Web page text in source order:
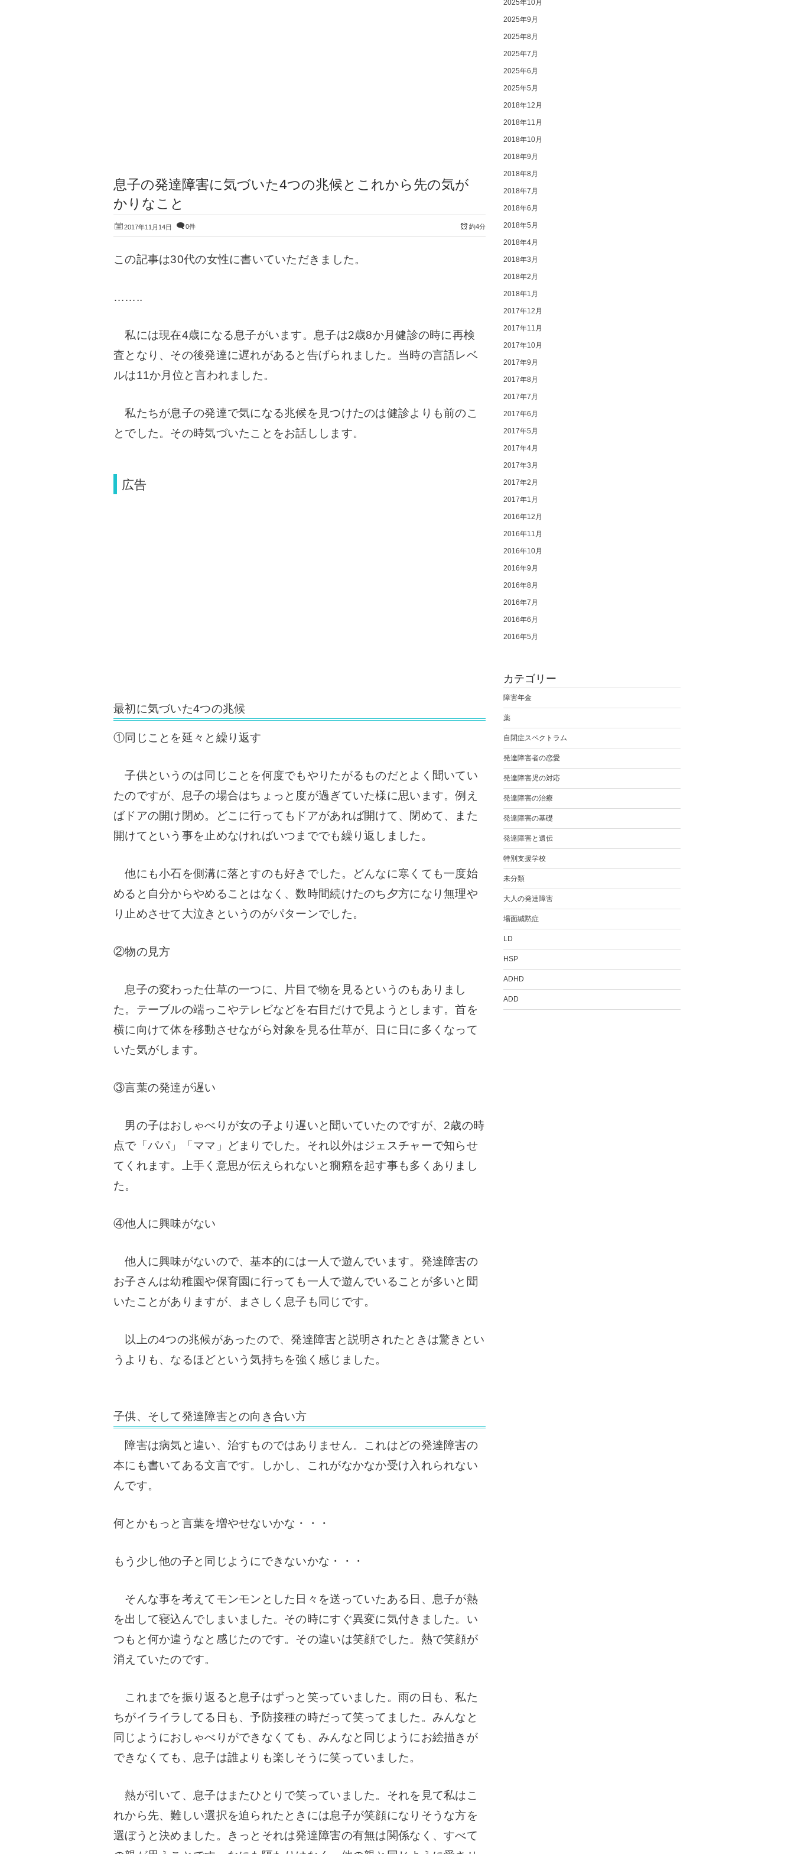
息子の発達障害に気づいた4つの兆候とこれから先の気が
かりなこと
2017年11月14日 0件 約4分
この記事は30代の女性に書いていただきました。
……..
私には現在4歳になる息子がいます。息子は2歳8か月健診の時に再検
査となり、その後発達に遅れがあると告げられました。 当時の言語レベ
ルは11か月位と言われました。
私たちが息子の発達で気になる兆候を見つけたのは健診よりも前のこ
とでした。 その時気づいたことをお話しします。
広告
最初に気づいた4つの兆候
①同じことを延々と繰り返す
子供というのは同じことを何度でもやりたがるものだとよく聞いてい
たのですが、息子の場合はちょっと度が過ぎていた様に思います。例え
ばドアの開け閉め。どこに行ってもドアがあれば開けて、閉めて、また
開けてという事を止めなければいつまででも繰り返しました。
他にも小石を側溝に落とすのも好きでした。どんなに寒くても一度始
めると自分からやめることはなく、数時間続けたのち夕方になり無理や
り止めさせて大泣きというのがパターンでした。
②物の見方
息子の変わった仕草の一つに、片目で物を見るというのもありまし
た。テーブルの端っこやテレビなどを右目だけで見ようとします。首を
横に向けて体を移動させながら対象を見る仕草が、日に日に多くなって
いた気がします。
③言葉の発達が遅い
男の子はおしゃべりが女の子より遅いと聞いていたのですが、2歳の時
点で「パパ」「ママ」どまりでした。それ以外はジェスチャーで知らせ
てくれます。上手く意思が伝えられないと癇癪を起す事も多くありまし
た。
④他人に興味がない
他人に興味がないので、基本的には一人で遊んでいます。発達障害の
お子さんは幼稚園や保育園に行っても一人で遊んでいることが多いと聞
いたことがありますが、まさしく息子も同じです。
以上の4つの兆候があったので、発達障害と説明されたときは驚きとい
うよりも、なるほどという気持ちを強く感じました。
子供、そして発達障害との向き合い方
障害は病気と違い、治すものではありません。 これはどの発達障害の
本にも書いてある文言です。
しかし、これがなかなか受け入れられない
んです。
何とかもっと言葉を増やせないかな・・・
もう少し他の子と同じようにできないかな・・・
そんな事を考えてモンモンとした日々を送っていたある日、息子が熱
を出して寝込んでしまいました。 その時にすぐ異変に気付きました。 い
つもと何か違うなと感じたのです。 その違いは笑顔でした。熱で笑顔が
消えていたのです。
これまでを振り返ると息子はずっと笑っていました。 雨の日も、私た
ちがイライラしてる日も、予防接種の時だって笑ってました。 みんなと
同じようにおしゃべりができなくても、みんなと同じようにお絵描きが
できなくても、 息子は誰よりも楽しそうに笑っていました。
熱が引いて、息子はまたひとりで笑っていました。それを見て私はこ
れから先、難しい選択を迫られたときには息子が笑顔になりそうな方を
選ぼうと決めました。
きっとそれは発達障害の有無は関係なく、すべて
2025年10月
2025年9月
2025年8月
2025年7月
2025年6月
2025年5月
2018年12月
2018年11月
2018年10月
2018年9月
2018年8月
2018年7月
2018年6月
2018年5月
2018年4月
2018年3月
2018年2月
2018年1月
2017年12月
2017年11月
2017年10月
2017年9月
2017年8月
2017年7月
2017年6月
2017年5月
2017年4月
2017年3月
2017年2月
2017年1月
2016年12月
2016年11月
2016年10月
2016年9月
2016年8月
2016年7月
2016年6月
2016年5月
カテゴリー
障害年金
薬
自閉症スペクトラム
発達障害者の恋愛
発達障害児の対応
発達障害の治療
発達障害の基礎
発達障害と遺伝
特別支援学校
未分類
大人の発達障害
場面緘黙症
LD
HSP
ADHD
ADD